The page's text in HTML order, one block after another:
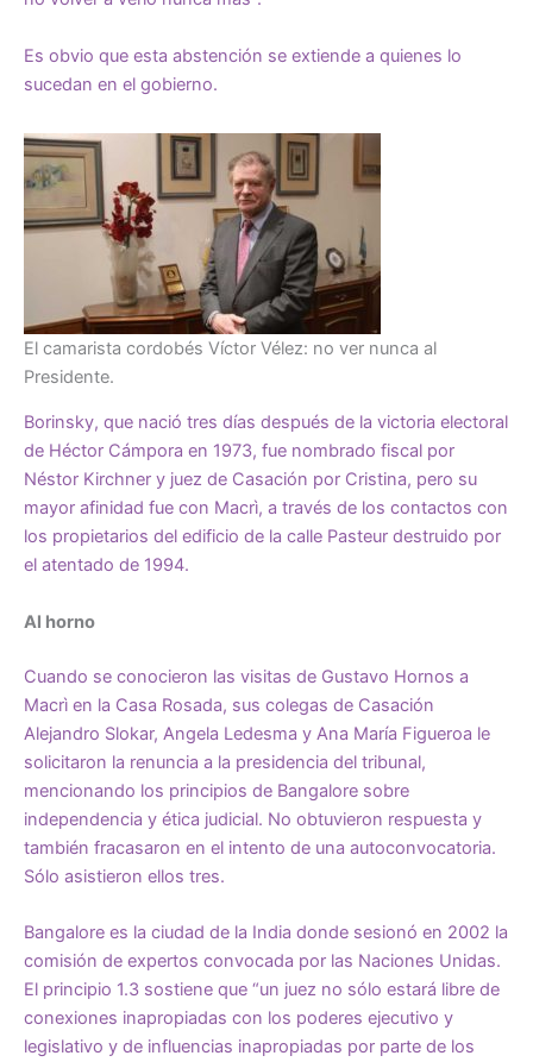
Es obvio que esta abstención se extiende a quienes lo
sucedan en el gobierno.
El camarista cordobés Víctor Vélez: no ver nunca al
Presidente.
Borinsky, que nació tres días después de la victoria electoral
de Héctor Cámpora en 1973, fue nombrado fiscal por
Néstor Kirchner y juez de Casación por Cristina, pero su
mayor afinidad fue con Macrì, a través de los contactos con
los propietarios del edificio de la calle Pasteur destruido por
el atentado de 1994.
Al horno
Cuando se conocieron las visitas de Gustavo Hornos a
Macrì en la Casa Rosada, sus colegas de Casación
Alejandro Slokar, Angela Ledesma y Ana María Figueroa le
solicitaron la renuncia a la presidencia del tribunal,
mencionando los principios de Bangalore sobre
independencia y ética judicial. No obtuvieron respuesta y
también fracasaron en el intento de una autoconvocatoria.
Sólo asistieron ellos tres.
Bangalore es la ciudad de la India donde sesionó en 2002 la
comisión de expertos convocada por las Naciones Unidas.
El principio 1.3 sostiene que “un juez no sólo estará libre de
conexiones inapropiadas con los poderes ejecutivo y
legislativo y de influencias inapropiadas por parte de los